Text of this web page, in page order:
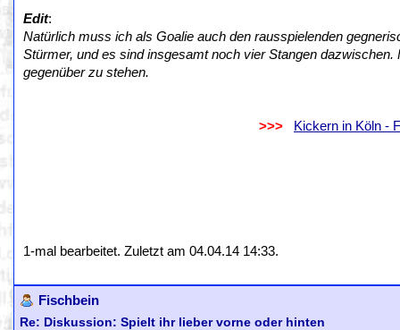
Edit:
Natürlich muss ich als Goalie auch den rausspielenden
Stürmer, und es sind insgesamt noch vier Stangen
gegenüber zu stehen.
>>>
Kickern in Köln -
1-mal bearbeitet. Zuletzt am 04.04.14 14:33.
Fischbein
Re: Diskussion: Spielt ihr lieber vorne oder hinten